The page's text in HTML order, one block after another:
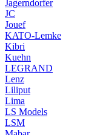
Jagerndorfer
JC
Jouef
KATO-Lemke
Kibri
Kuehn
LEGRAND
Lenz
Liliput
Lima
LS Models
LSM